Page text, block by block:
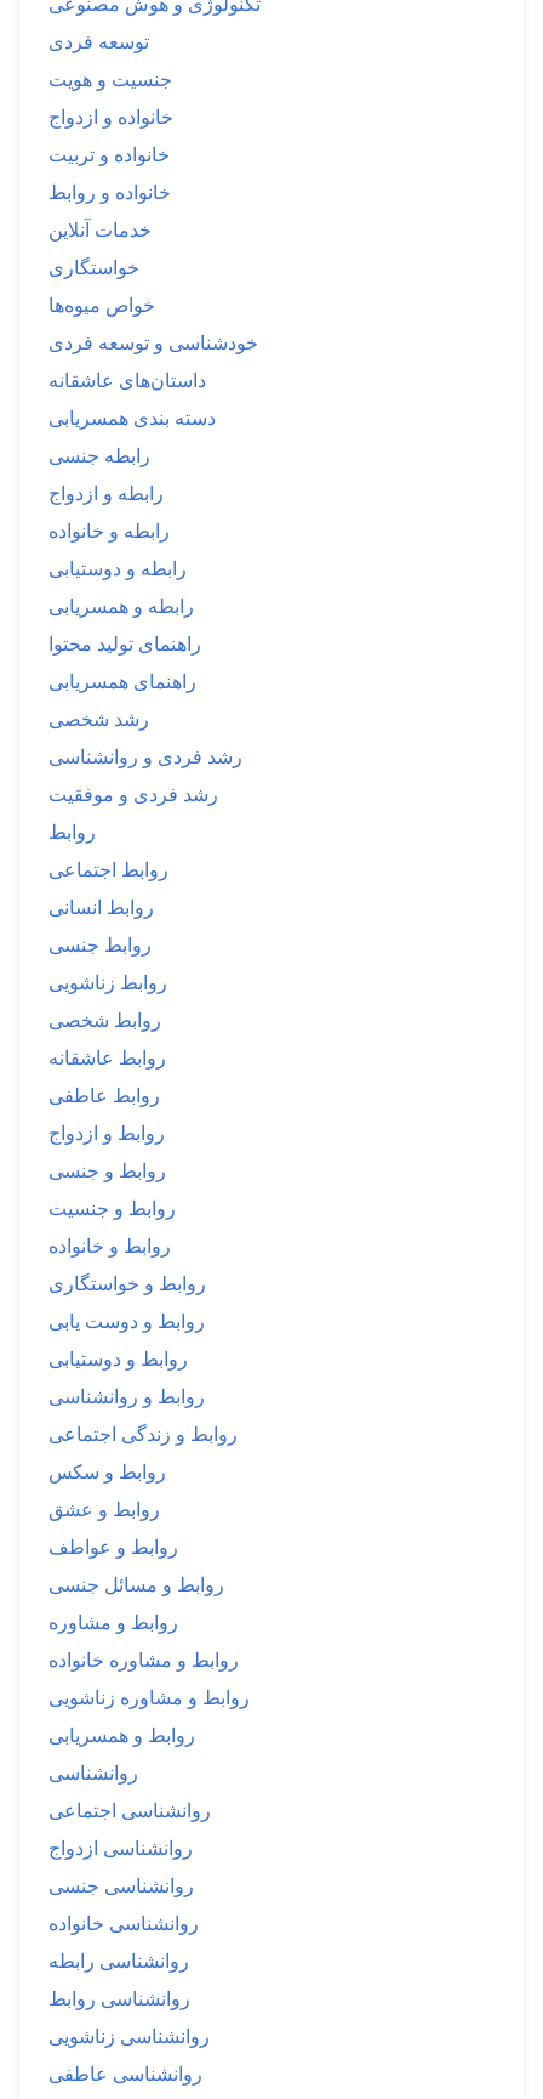
توسعه فردی
جنسیت و هویت
خانواده و ازدواج
خانواده و تربیت
خانواده و روابط
خدمات آنلاین
خواستگاری
خواص میوه‌ها
خودشناسی و توسعه فردی
داستان‌های عاشقانه
دسته بندی همسریابی
رابطه جنسی
رابطه و ازدواج
رابطه و خانواده
رابطه و دوستیابی
رابطه و همسریابی
راهنمای تولید محتوا
راهنمای همسریابی
رشد شخصی
رشد فردی و روانشناسی
رشد فردی و موفقیت
روابط
روابط اجتماعی
روابط انسانی
روابط جنسی
روابط زناشویی
روابط شخصی
روابط عاشقانه
روابط عاطفی
روابط و ازدواج
روابط و جنسی
روابط و جنسیت
روابط و خانواده
روابط و خواستگاری
روابط و دوست یابی
روابط و دوستیابی
روابط و روانشناسی
روابط و زندگی اجتماعی
روابط و سکس
روابط و عشق
روابط و عواطف
روابط و مسائل جنسی
روابط و مشاوره
روابط و مشاوره خانواده
روابط و مشاوره زناشویی
روابط و همسریابی
روانشناسی
روانشناسی اجتماعی
روانشناسی ازدواج
روانشناسی جنسی
روانشناسی خانواده
روانشناسی رابطه
روانشناسی روابط
روانشناسی زناشویی
روانشناسی عاطفی